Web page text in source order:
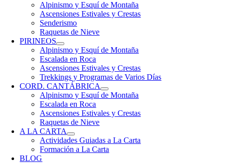
Alpinismo y Esquí de Montaña
Ascensiones Estivales y Crestas
Senderismo
Raquetas de Nieve
PIRINEOS
Alpinismo y Esquí de Montaña
Escalada en Roca
Ascensiones Estivales y Crestas
Trekkings y Programas de Varios Días
CORD. CANTÁBRICA
Alpinismo y Esquí de Montaña
Escalada en Roca
Ascensiones Estivales y Crestas
Raquetas de Nieve
A LA CARTA
Actividades Guiadas a La Carta
Formación a La Carta
BLOG